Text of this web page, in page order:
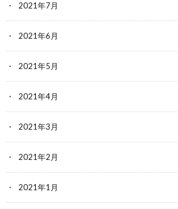
2021年7月
2021年6月
2021年5月
2021年4月
2021年3月
2021年2月
2021年1月